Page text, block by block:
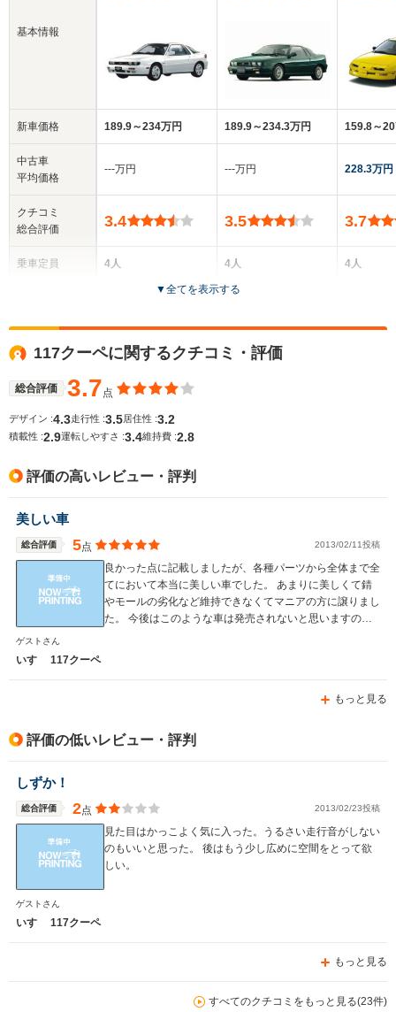
基本情報
新車価格
中古車
平均価格
クチコミ
総合評価
乗車定員
サイズ
WLTCモード
燃費
189.9～234万円
‐‐‐万円
3.4
4人
全高
1.32m
全幅
1.7m
-m
189.9～234.3万円
‐‐‐万円
3.5
4人
3ドア
全高
1.32m
159.8～
228.3万円
3.7
4人
▼全てを表示する
117クーペに関するクチコミ・評価
総合評価 3.7点
デザイン :4.3走行性 :3.5 居住性 :3.2
積載性 :2.9運転しやすさ :3.4維持費 :2.8
評価の高いレビュー・評判
美しい車
総合評価 5点 2013/02/11投稿
良かった点に記載しましたが、各種パーツから全体まで全
てにおいて本当に美しい車でした。 あまりに美しくて錆
やモールの劣化など維持できなくてマニアの方に譲りまし
た。 今後はこのような車は発売されないと思いますので
ゲストさん
いすゞ 117クーペ
もっと見る
評価の低いレビュー・評判
しずか！
総合評価 2点 2013/02/23投稿
見た目はかっこよく気に入った。うるさい走行音がしない
のもいいと思った。 後はもう少し広めに空間をとって欲
しい。
ゲストさん
いすゞ 117クーペ
もっと見る
すべてのクチコミをもっと見る(23件)